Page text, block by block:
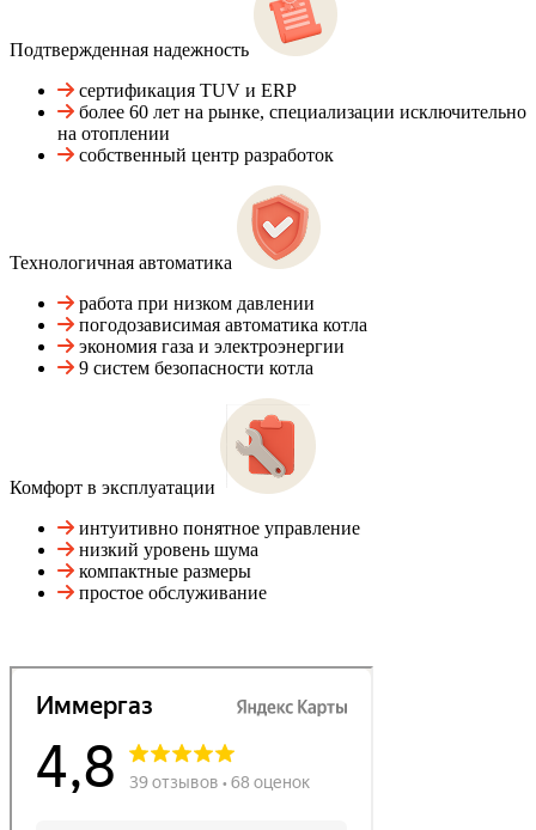
Подтвержденная надежность
сертификация TUV и ERP
более 60 лет на рынке, специализации исключительно
на отоплении
собственный центр разработок
Технологичная автоматика
работа при низком давлении
погодозависимая автоматика котла
экономия газа и электроэнергии
9 систем безопасности котла
Комфорт в эксплуатации
интуитивно понятное управление
низкий уровень шума
компактные размеры
простое обслуживание